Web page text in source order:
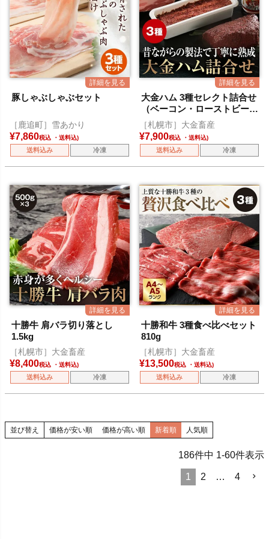
豚しゃぶしゃぶセット
［鹿追町］雪あかり
¥7,860税込
送料込み 冷凍
大金ハム 3種セレクト詰合せ
（ベーコン・ローストビー
フ・コンビーフ）
［札幌市］大金畜産
¥7,900税込
送料込み 冷凍
十勝牛 肩バラ切り落とし
1.5kg
［札幌市］大金畜産
¥8,400税込
送料込み 冷凍
十勝和牛 3種食べ比べセット
810g
［札幌市］大金畜産
¥13,500税込
送料込み 冷凍
並び替え 価格が安い順 価格が高い順 新着順 人気順
186件中 1-60件表示
1 2 … 4